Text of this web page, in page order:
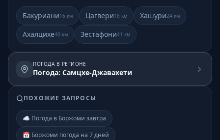
Бакуриани16 км Цагвери18 км Хашури24 км
Ахалцихе40 км Зестафони41 км
ПОГОДА В РЕГИОНЕ
Погода: Самцхе-Джавахети
ПОХОЖИЕ ЗАПРОСЫ
☁️ Погода в Боржоми завтра
📅 Боржоми погода на 7 дней